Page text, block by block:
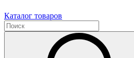
Каталог товаров